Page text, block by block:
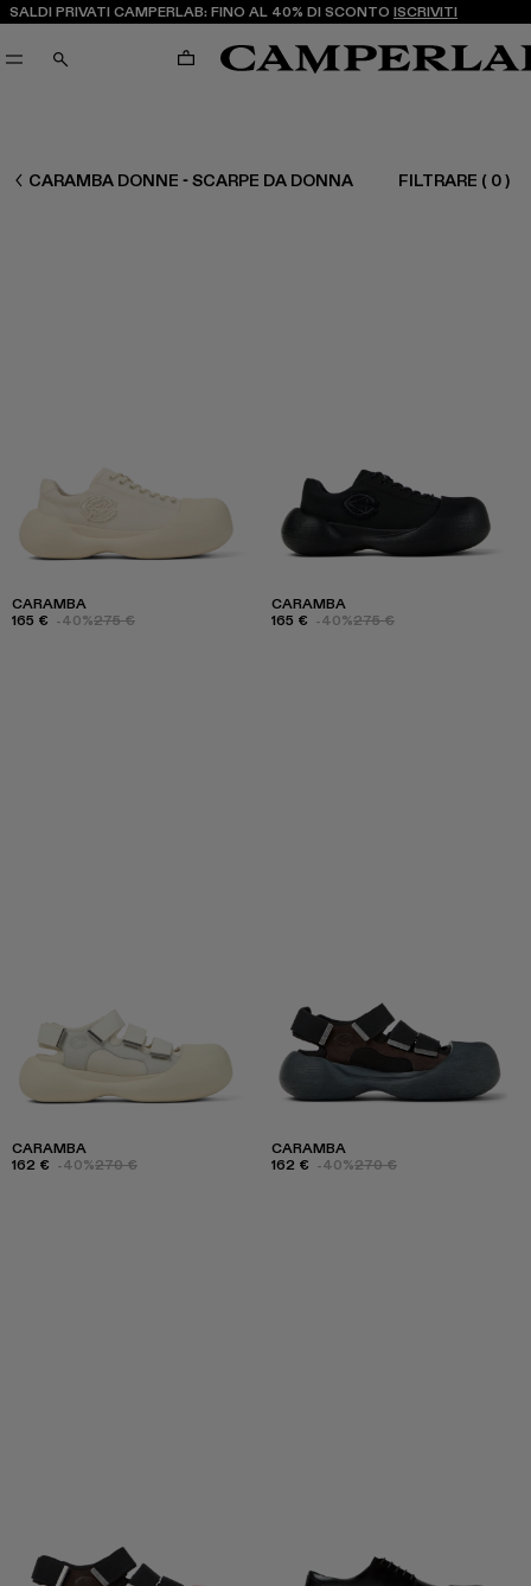
SALDI PRIVATI CAMPERLAB: FINO AL 40% DI SCONTO ISCRIVITI
CERCA CARRELLO
DONNA SCARPE
CARAMBA DONNE - SCARPE DA DONNA FILTRARE ( 0)
CARAMBA
165 € -40%275 €
CARAMBA
165 € -40%275 €
CARAMBA
162 € -40%270 €
CARAMBA
162 € -40%270 €